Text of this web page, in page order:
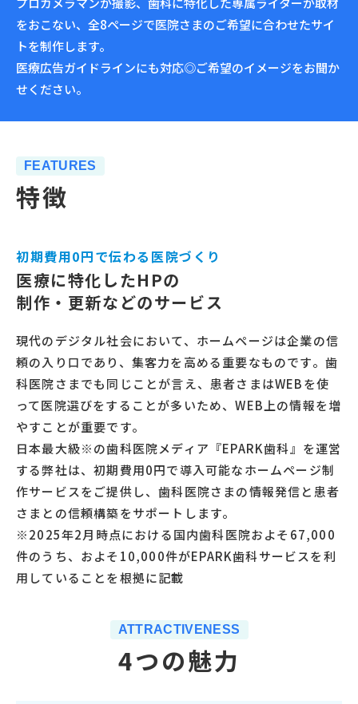
をおこない、全8ページで医院さまのご希望に合わせたサイ
トを制作します。
医療広告ガイドラインにも対応◎ご希望のイメージをお聞か
せください。
FEATURES
特徴
初期費用0円で伝わる医院づくり
医療に特化したHPの
制作・更新などのサービス
現代のデジタル社会において、ホームページは企業の信
頼の入り口であり、集客力を高める重要なものです。歯
科医院さまでも同じことが言え、患者さまはWEBを使
って医院選びをすることが多いため、WEB上の情報を増
やすことが重要です。
日本最大級※の歯科医院メディア『EPARK歯科』を運営
する弊社は、初期費用0円で導入可能なホームページ制
作サービスをご提供し、歯科医院さまの情報発信と患者
さまとの信頼構築をサポートします。
※2025年2月時点における国内歯科医院およそ67,000
件のうち、およそ10,000件がEPARK歯科サービスを利
用していることを根拠に記載
ATTRACTIVENESS
4つの魅力